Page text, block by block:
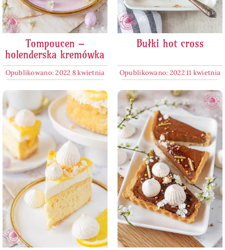
Tompoucen –
holenderska kremówka
Opublikowano: 2022 8 kwietnia
Bułki hot cross
Opublikowano: 2022 11 kwietnia